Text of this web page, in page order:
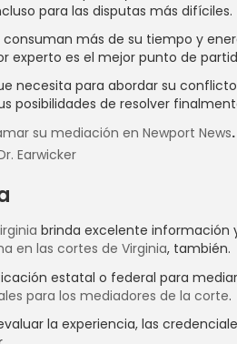
para las disputas más difíciles.
más de su tiempo y
experto es el mejor punto de
necesita para abordar su
posibilidades de resolver
su mediación en Newport News.
Earwicker
Newport
brinda excelente información
en las cortes de Virginia, también.
estatal o federal para
para los mediadores de la corte.
la experiencia, las